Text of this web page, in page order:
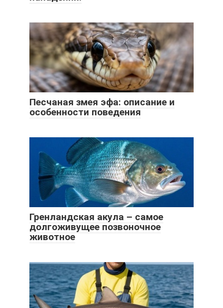
Песчаная змея эфа: описание и
особенности поведения
Гренландская акула – самое
долгоживущее позвоночное
животное